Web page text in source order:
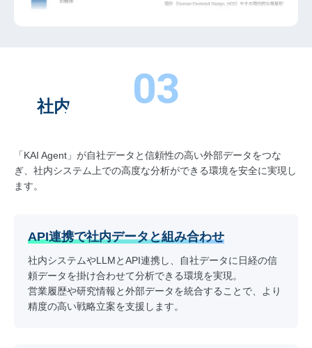
03
社内AIや業務特化エージェント
「KAI Agent」が自社データと信頼性の高い外部データをつな
ぎ、 社内システム上での高度な分析ができる環境を安全に実現し
ます。
API連携で社内データと組み合わせ
社内システムやLLMとAPI連携し、自社データに日経の信
頼データを掛け合わせて分析できる環境を実現。
営業履歴や研究情報と外部データを統合することで、より
精度の高い戦略立案を支援します。